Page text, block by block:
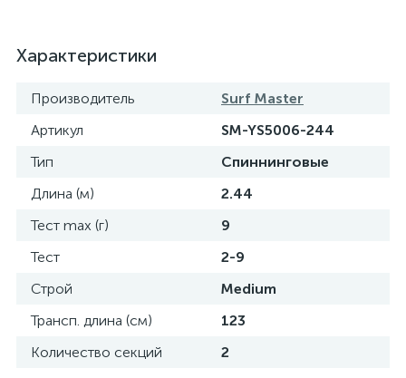
Характеристики
Производитель
Surf Master
Артикул
SM-YS5006-244
Тип
Спиннинговые
Длина (м)
2.44
Тест max (г)
9
Тест
2-9
Строй
Medium
Трансп. длина (см)
123
Количество секций
2